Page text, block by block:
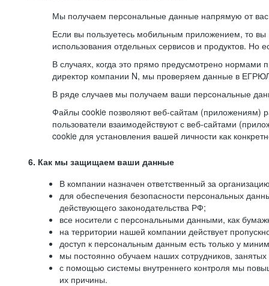
Мы получаем персональные данные напрямую от
Если вы пользуетесь мобильным приложением, то
использования отдельных сервисов и продуктов. Но
В случаях, когда это прямо предусмотрено
директор компании N, мы проверяем данные в
В ряде случаев мы получаем ваши персональные
Файлы cookie позволяют веб-сайтам (приложениям)
пользователи взаимодействуют с веб-сайтами
cookie для установления вашей личности как
6. Как мы защищаем ваши данные
В компании назначен ответственный за
для обеспечения безопасности персональных
действующего законодательства РФ;
все носители с персональными данными, как
на территории нашей компании действует
доступ к персональным данным есть только у
мы постоянно обучаем наших сотрудников,
с помощью системы внутреннего контроля мы
их причины.